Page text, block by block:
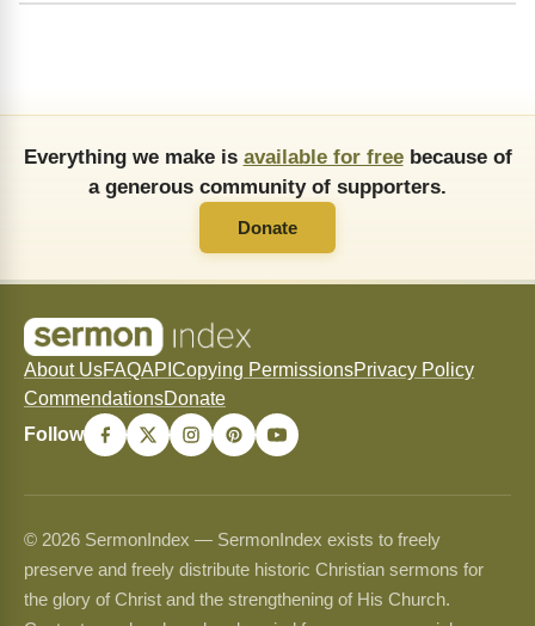
Everything we make is available for freebecause of
a generous community of supporters.
Donate
About UsFAQAPI Copying PermissionsPrivacy Policy
CommendationsDonate
Follow
© 2026 SermonIndex — SermonIndex exists to freely
preserve and freely distribute historic Christian sermons for
the glory of Christ and the strengthening of His Church.